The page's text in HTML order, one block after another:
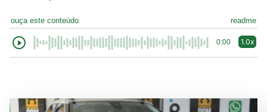
ouça este conteúdo readme
0:00 1.0x